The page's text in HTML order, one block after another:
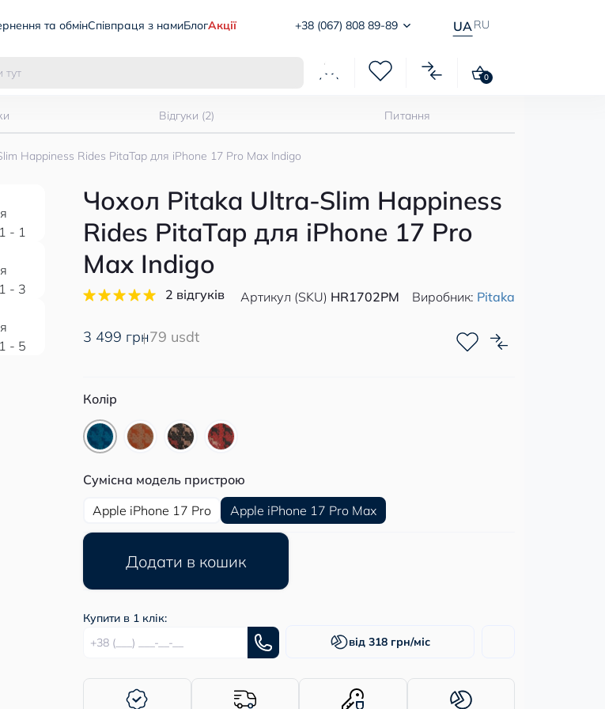
та обмінСпівпраця з намиБлогАкції +38 (067) 808 89-89 UA RU
0
Happiness Rides PitaTap для iPhone 17 Pro Max Indigo
Відгуки (2) Питання
Чохол Pitaka Ultra-Slim Happiness
Rides PitaTap для iPhone 17 Pro
Max Indigo
2 відгуків Артикул (SKU) HR1702PM Виробник: Pitaka
3 499 грн79 usdt
Колір
Сумісна модель пристрою
Apple iPhone 17 Pro
Apple iPhone 17 Pro Max
Додати в кошик
Купити в 1 клік:
від 318 грн/міс